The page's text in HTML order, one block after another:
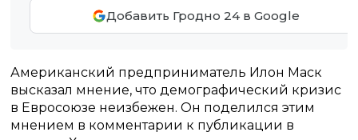
Добавить Гродно 24 в Google
Американский предприниматель Илон Маск
высказал мнение, что демографический кризис
в Евросоюзе неизбежен. Он поделился этим
мнением в комментарии к публикации в